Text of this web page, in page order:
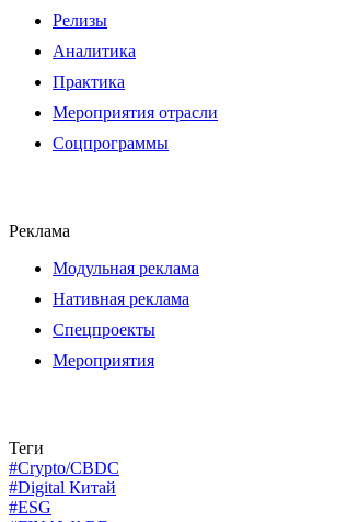
Релизы
Аналитика
Практика
Мероприятия отрасли
Соцпрограммы
Реклама
Модульная реклама
Нативная реклама
Спецпроекты
Мероприятия
Теги
#Crypto/CBDC
#Digital Китай
#ESG